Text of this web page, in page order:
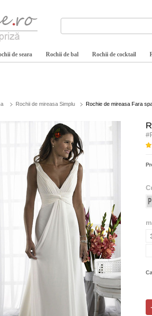
de seara Rochii de bal Rochii de cocktail
Rochii de mireasa Simplu Rochie de mireasa Fara